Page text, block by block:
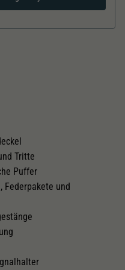
Tritte
Puffer
Federpakete und
anderem eine zufällig
historische Speicherung